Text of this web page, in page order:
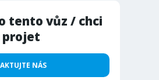
tento vůz / chci
projet
NÁS